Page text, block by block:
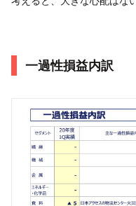
一過性損益内訳